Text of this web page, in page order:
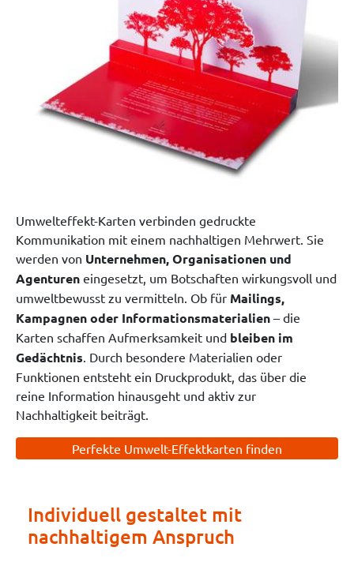
Umwelteffekt-Karten verbinden gedruckte
Kommunikation mit einem nachhaltigen Mehrwert. Sie
werden von Unternehmen, Organisationen und
Agenturen eingesetzt, um Botschaften wirkungsvoll und
umweltbewusst zu vermitteln. Ob für Mailings,
Kampagnen oder Informationsmaterialien – die
Karten schaffen Aufmerksamkeit und bleiben im
Gedächtnis. Durch besondere Materialien oder
Funktionen entsteht ein Druckprodukt, das über die
reine Information hinausgeht und aktiv zur
Nachhaltigkeit beiträgt.
Perfekte Umwelt-Effektkarten finden
Individuell gestaltet mit
nachhaltigem Anspruch